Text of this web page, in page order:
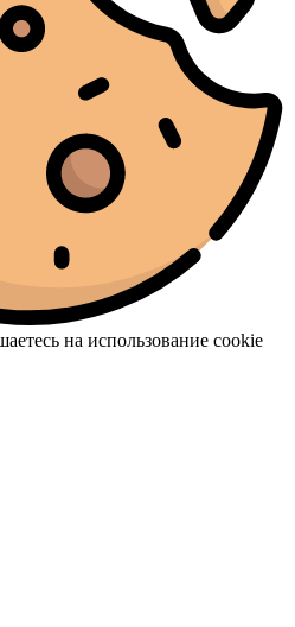
на использование cookie